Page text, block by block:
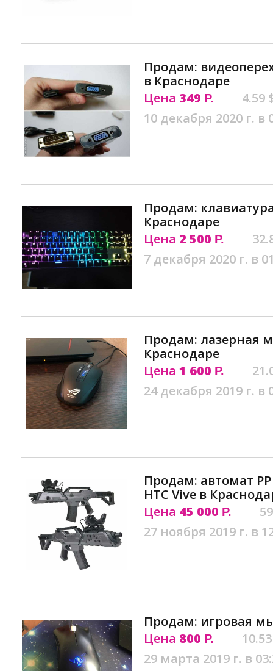
Продам:
в Краснодаре
Цена 349 Р.
4.59
10 декабря 2020 г. в
Продам:
Краснодаре
Цена 2 500 Р.
7 декабря 2020 г. в
Продам: лазерная
Краснодаре
Цена 1 600 Р.
24 декабря 2019 г. в
Продам: автомат
HTC Vive в
Цена 45 000 Р.
27 ноября 2019 г. в
Продам: игровая
Цена 800 Р.
29 марта 2019 г. в